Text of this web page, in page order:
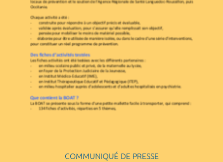
COMMUNIQUÉ DE PRESSE